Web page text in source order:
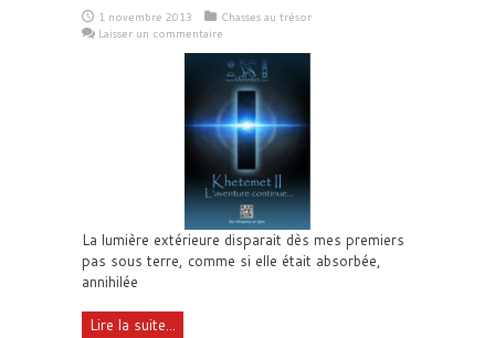
1 novembre 2013
Chasses au trésor
Laisser un commentaire
La lumière extérieure disparait dès mes premiers
pas sous terre, comme si elle était absorbée,
annihilée
Lire la suite...